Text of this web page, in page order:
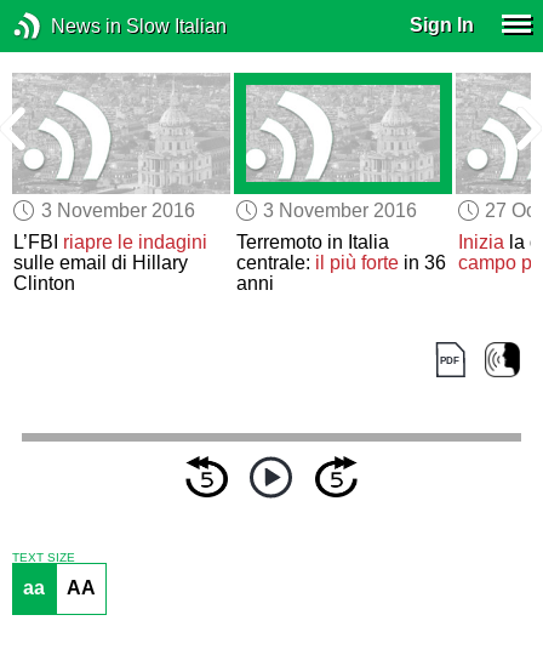
News in Slow Italian Sign In
3 November 2016
L’FBI riapre le indagini
sulle email di Hillary
Clinton
3 November 2016
Terremoto in Italia
centrale: il più fortein 36
anni
27
Iniziala
campo
TEXT SIZE
aa AA